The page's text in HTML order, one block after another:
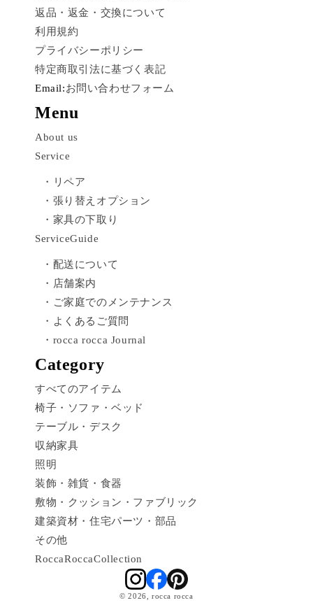
返品・返金・交換について
利用規約
プライバシーポリシー
特定商取引法に基づく表記
Email:お問い合わせフォーム
Menu
About us
Service
・リペア
・張り替えオプション
・家具の下取り
ServiceGuide
・配送について
・店舗案内
・ご家庭でのメンテナンス
・よくあるご質問
・rocca rocca Journal
Category
すべてのアイテム
椅子・ソファ・ベッド
テーブル・デスク
収納家具
照明
装飾・雑貨・食器
敷物・クッション・ファブリック
建築資材・住宅パーツ・部品
その他
RoccaRoccaCollection
© 2026,rocca rocca